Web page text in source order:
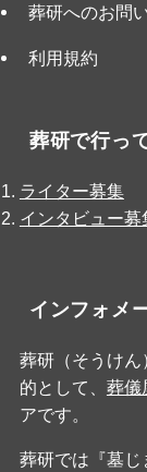
葬研へのお問
利用規約
葬研で行っ
ライター募集
インタビュー募
インフォメ
葬研（そうけん
的として、 葬儀
アです。
葬研では『墓じ